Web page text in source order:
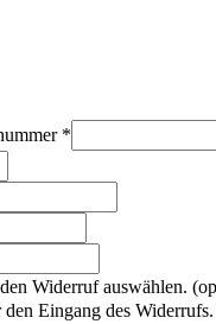
*
Widerruf auswählen.
Eingang des